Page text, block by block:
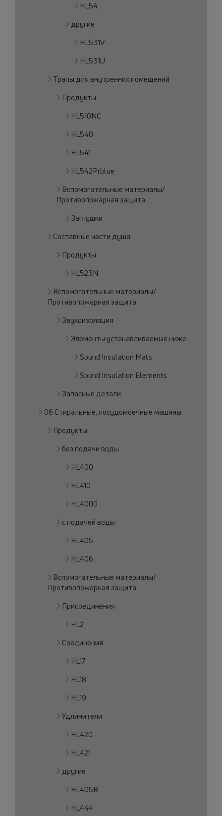
HL54
другие
HL531V
HL531U
Трапы для внутренних помещений
Продукты
HL510NC
HL540
HL541
HL542Prblue
Вспомогательные материалы/
Противопожарная защита
Заглушки
Составные части душа
Продукты
HL523N
Вспомогательные материалы/
Противопожарная защита
Звукоизоляция
Элементы устанавливаемые ниже
Sound Insulation Mats
Sound Insulation Elements
Запасные детали
06 Стиральные, посудомоечные машины
Продукты
без подачи воды
HL400
HL410
HL4000
с подачей воды
HL405
HL406
Вспомогательные материалы/
Противопожарная защита
Присоединения
HL2
Соединения
HL17
HL18
HL19
Удлинители
HL420
HL421
другие
HL405B
HL444